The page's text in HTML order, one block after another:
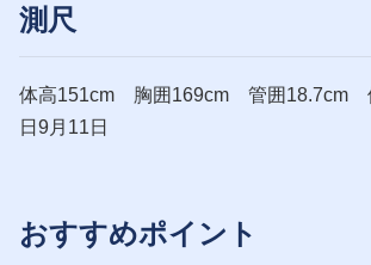
測尺
体高151cm 胸囲169cm 管囲18.7cm
日9月11日
おすすめポイント